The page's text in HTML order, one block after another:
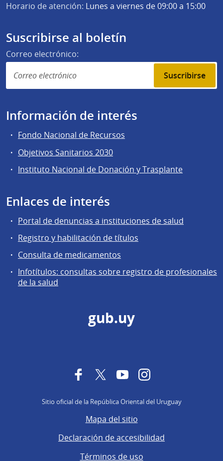
Horario de atención: Lunes a viernes de 09:00 a 15:00
Suscribirse al boletín
Correo electrónico:
Suscribirse
Información de interés
Fondo Nacional de Recursos
Objetivos Sanitarios 2030
Instituto Nacional de Donación y Trasplante
Enlaces de interés
Portal de denuncias a instituciones de salud
Registro y habilitación de títulos
Consulta de medicamentos
Infotítulos: consultas sobre registro de profesionales
de la salud
gub.uy
FacebookTwitterYouTubeInstagram
Sitio oficial de la República Oriental del Uruguay
Mapa del sitio
Declaración de accesibilidad
Términos de uso